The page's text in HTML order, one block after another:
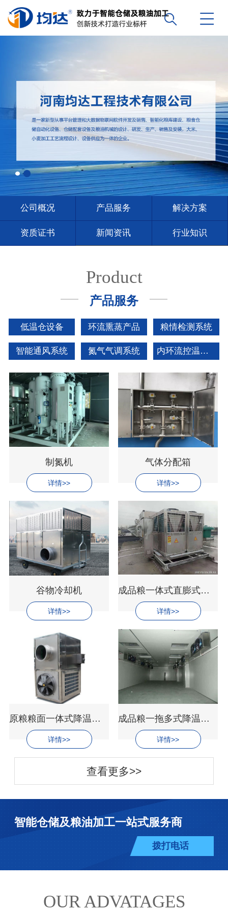
公司概况 产品服务 解决方案
资质证书 新闻资讯 行业知识
Product
产品服务
低温仓设备 环流熏蒸产品 粮情检测系统
智能通风系统 氮气气调系统 内环流控温系统
制氮机
详情>>
气体分配箱
详情>>
谷物冷却机
详情>>
成品粮一体式直膨式控温设备
详情>>
原粮粮面一体式降温空调设备
详情>>
成品粮一拖多式降温设备
详情>>
查看更多>>
智能仓储及粮油加工一站式服务商
拨打电话
OUR ADVATAGES